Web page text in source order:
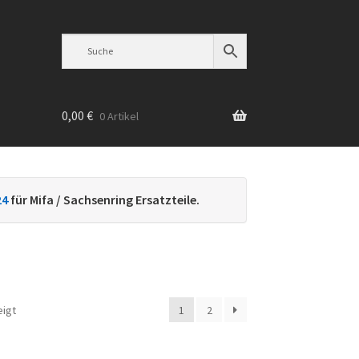
0,00 € 0 Artikel
für Mifa / Sachsenring Ersatzteile.
Nach
1 2